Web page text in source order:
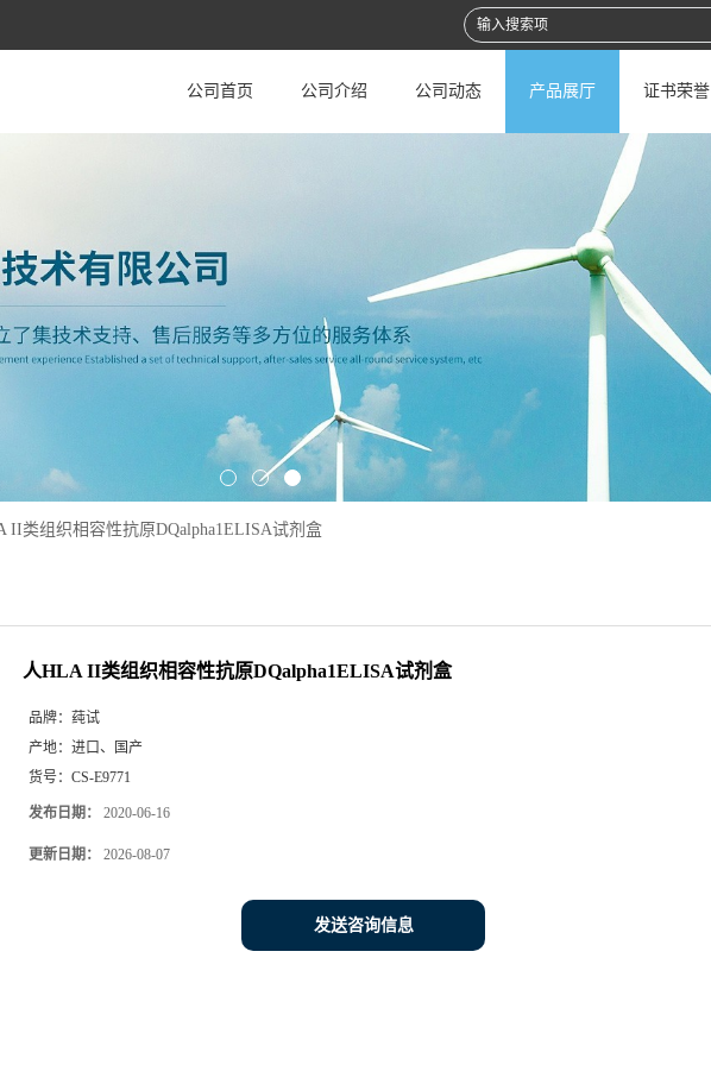
公司首页 公司介绍 公司动态 产品展厅 证书荣誉
II类组织相容性抗原DQalpha1ELISA试剂盒
人HLA II类组织相容性抗原DQalpha1ELISA试剂盒
品牌： 莼试
产地： 进口、国产
货号： CS-E9771
发布日期： 2020-06-16
更新日期： 2026-08-07
发送咨询信息